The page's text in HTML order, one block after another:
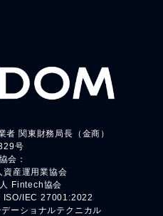
者 関東財務局長（金商）
号
会：
資産運用業協会
Fintech協会
ISO/IEC 27001:2022
ーショナルテクニカル